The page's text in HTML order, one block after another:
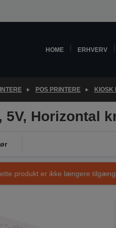
HOME ERHVERV
POS PRINTERE KIOSK
5V, Horizontal
produkt er ikke længere